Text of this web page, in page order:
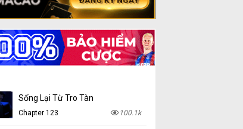
Sống Lại Từ Tro Tàn
Chapter 123 100.1k